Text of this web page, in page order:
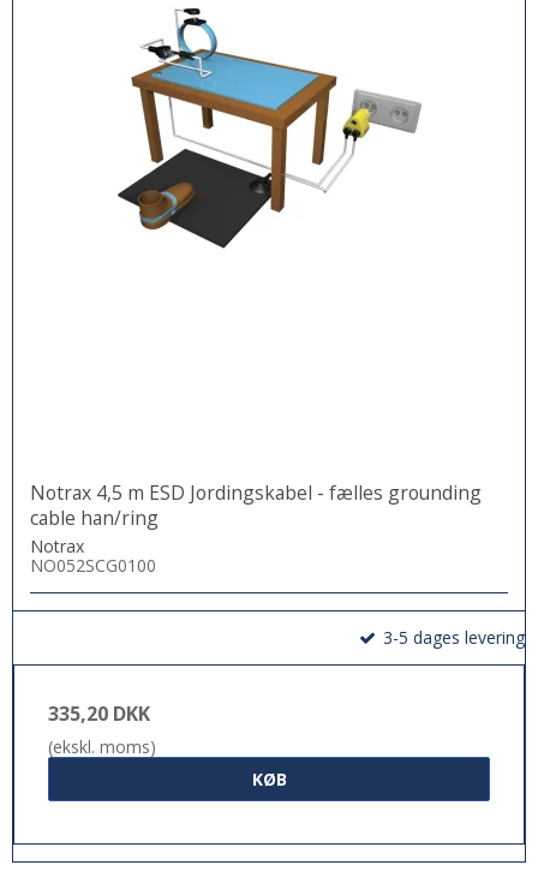
Notrax 4,5 m ESD Jordingskabel - fælles grounding
cable han/ring
Notrax
NO052SCG0100
3-5 dages levering
335,20 DKK
(ekskl. moms)
KØB